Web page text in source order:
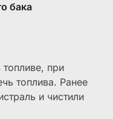
бака
при
топлива. Ранее
и чистили